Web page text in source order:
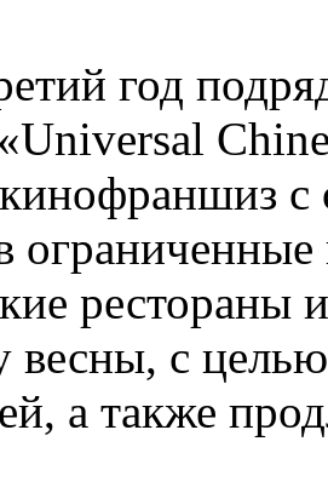
год
ограниченные
весны, с
а также